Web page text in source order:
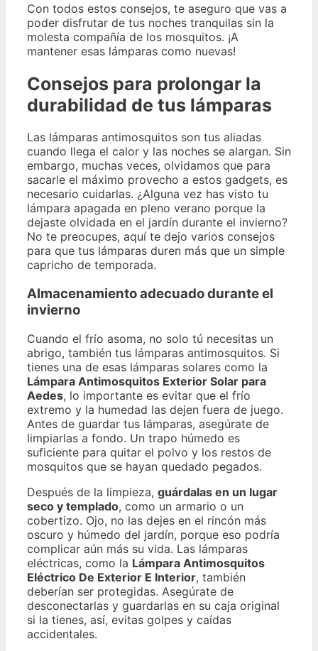
Con todos estos consejos, te aseguro que vas a
poder disfrutar de tus noches tranquilas sin la
molesta compañía de los mosquitos. ¡A
mantener esas lámparas como nuevas!
Consejos para prolongar la
durabilidad de tus lámparas
Las lámparas antimosquitos son tus aliadas
cuando llega el calor y las noches se alargan. Sin
embargo, muchas veces, olvidamos que para
sacarle el máximo provecho a estos gadgets, es
necesario cuidarlas. ¿Alguna vez has visto tu
lámpara apagada en pleno verano porque la
dejaste olvidada en el jardín durante el invierno?
No te preocupes, aquí te dejo varios consejos
para que tus lámparas duren más que un simple
capricho de temporada.
Almacenamiento adecuado durante el
invierno
Cuando el frío asoma, no solo tú necesitas un
abrigo, también tus lámparas antimosquitos. Si
tienes una de esas lámparas solares como la
Lámpara Antimosquitos Exterior Solar para
Aedes, lo importante es evitar que el frío
extremo y la humedad las dejen fuera de juego.
Antes de guardar tus lámparas, asegúrate de
limpiarlas a fondo. Un trapo húmedo es
suficiente para quitar el polvo y los restos de
mosquitos que se hayan quedado pegados.
Después de la limpieza, guárdalas en un lugar
seco y templado, como un armario o un
cobertizo. Ojo, no las dejes en el rincón más
oscuro y húmedo del jardín, porque eso podría
complicar aún más su vida. Las lámparas
eléctricas, como la Lámpara Antimosquitos
Eléctrico De Exterior E Interior, también
deberían ser protegidas. Asegúrate de
desconectarlas y guardarlas en su caja original
si la tienes, así, evitas golpes y caídas
accidentales.